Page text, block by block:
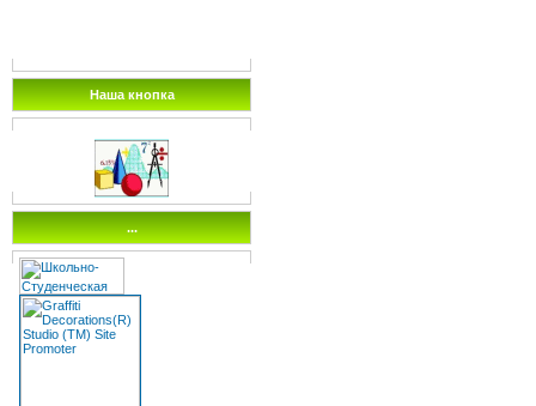
Наша кнопка
...